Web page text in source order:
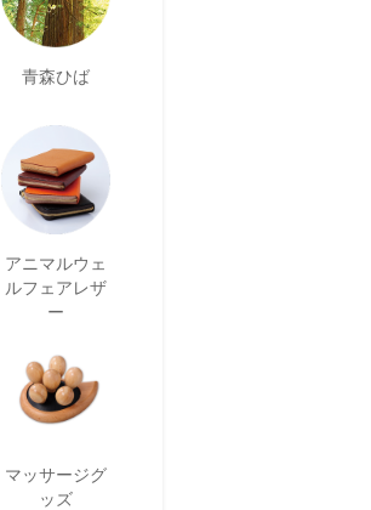
青森ひば
アニマルウェ
ルフェアレザ
ー
マッサージグ
ッズ